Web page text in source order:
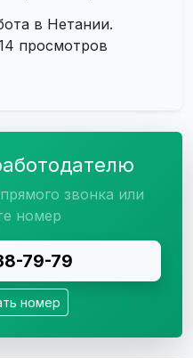
в Нетании.
просмотров
звонка или
номер
79-79
номер